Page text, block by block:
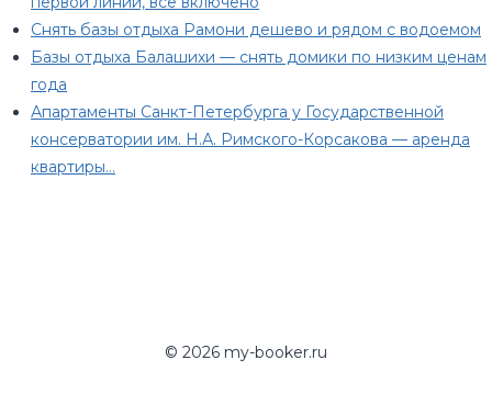
Снять базы отдыха Рамони дешево и рядом с водоемом
Базы отдыха Балашихи — снять домики по низким ценам
года
Апартаменты Санкт-Петербурга у Государственной
консерватории им. Н.А. Римского-Корсакова — аренда
квартиры…
© 2026 my-booker.ru